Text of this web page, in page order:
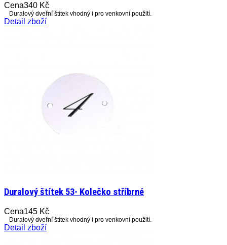
Cena340 Kč
Duralový dveřní štítek vhodný i pro venkovní použití.
Detail zboží
Duralový štítek 53- Kolečko stříbrné
Cena145 Kč
Duralový dveřní štítek vhodný i pro venkovní použití.
Detail zboží